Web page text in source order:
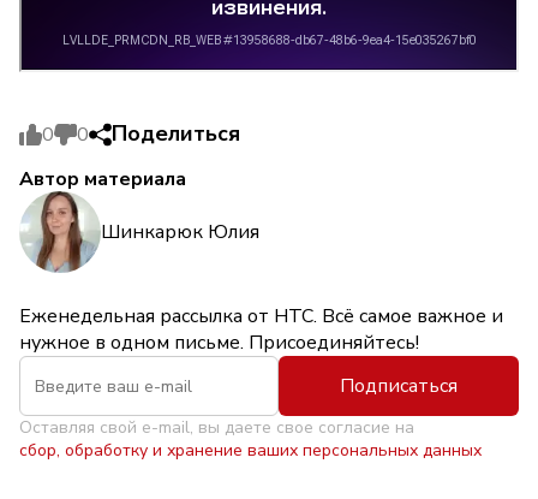
0 0 Поделиться
Автор материала
Шинкарюк Юлия
Еженедельная рассылка от НТС. Всё самое важное и
нужное в одном письме. Присоединяйтесь!
Подписаться
Оставляя свой e-mail, вы даете свое согласие на
сбор, обработку и хранение ваших персональных данных